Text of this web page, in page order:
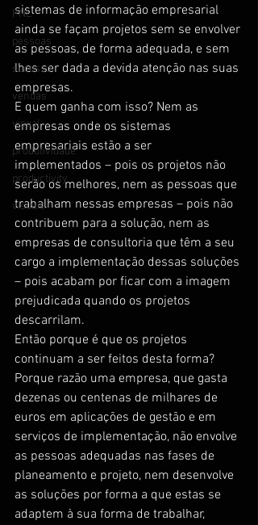
PNL
pessoas
sucesso
vendas
visual
produtividade
productivity
visuais
sistemas de informação empresarial
ainda se façam projetos sem se envolver
as pessoas, de forma adequada, e sem
lhes ser dada a devida atenção nas suas
empresas.
E quem ganha com isso? Nem as
empresas onde os sistemas
empresariais estão a ser
implementados – pois os projetos não
serão os melhores, nem as pessoas que
trabalham nessas empresas – pois não
contribuem para a solução, nem as
empresas de consultoria que têm a seu
cargo a implementação dessas soluções
– pois acabam por ficar com a imagem
prejudicada quando os projetos
descarrilam.
Então porque é que os projetos
continuam a ser feitos desta forma?
Porque razão uma empresa, que gasta
dezenas ou centenas de milhares de
euros em aplicações de gestão e em
serviços de implementação, não envolve
as pessoas adequadas nas fases de
planeamento e projeto, nem desenvolve
as soluções por forma a que estas se
adaptem à sua forma de trabalhar,